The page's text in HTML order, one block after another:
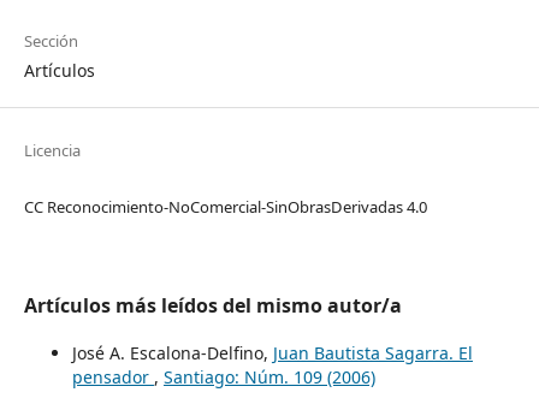
Sección
Artículos
Licencia
CC Reconocimiento-NoComercial-SinObrasDerivadas 4.0
Artículos más leídos del mismo autor/a
José A. Escalona-Delfino, Juan Bautista Sagarra. El
pensador , Santiago: Núm. 109 (2006)